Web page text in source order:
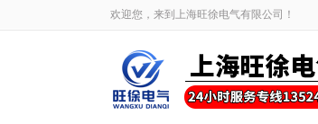
欢迎您，来到上海旺徐电气有限公司！